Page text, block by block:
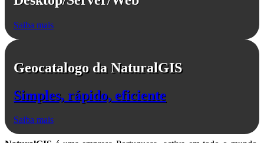
Saiba mais
Geocatalogo da NaturalGIS
Simples, rápido, eficiente
Saiba mais